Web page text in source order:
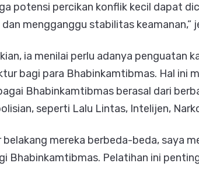
potensi percikan konflik kecil dapat
mengganggu stabilitas keamanan,”
ia menilai perlu adanya penguatan
bagi para Bhabinkamtibmas. Hal ini
Bhabinkamtibmas berasal dari
seperti Lalu Lintas, Intelijen,
belakang mereka berbeda-beda, saya
Bhabinkamtibmas. Pelatihan ini